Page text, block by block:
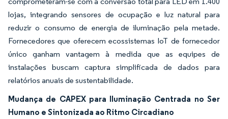
lojas, integrando sensores de ocupação e luz natural para
reduzir o consumo de energia de iluminação pela metade.
Fornecedores que oferecem ecossistemas IoT de fornecedor
único ganham vantagem à medida que as equipes de
instalações buscam captura simplificada de dados para
relatórios anuais de sustentabilidade.
Mudança de CAPEX para Iluminação Centrada no Ser
Humano e Sintonizada ao Ritmo Circadiano